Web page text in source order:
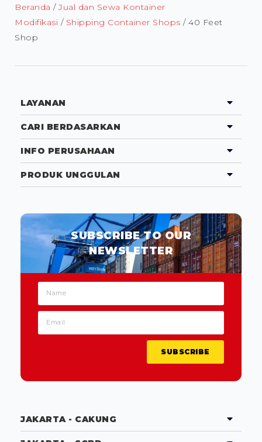
Beranda /Jual dan Sewa Kontainer
Modifikasi / Shipping Container Shops / 40 Feet
Shop
LAYANAN
CARI BERDASARKAN
INFO PERUSAHAAN
PRODUK UNGGULAN
SUBSCRIBE TO OUR
NEWSLETTER
SUBSCRIBE
JAKARTA - CAKUNG